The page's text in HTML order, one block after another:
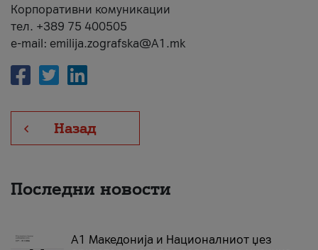
Корпоративни комуникации
тел. +389 75 400505
e-mail: emilija.zografska@A1.mk
Назад
Последни новости
А1 Македонија и Националниот џез